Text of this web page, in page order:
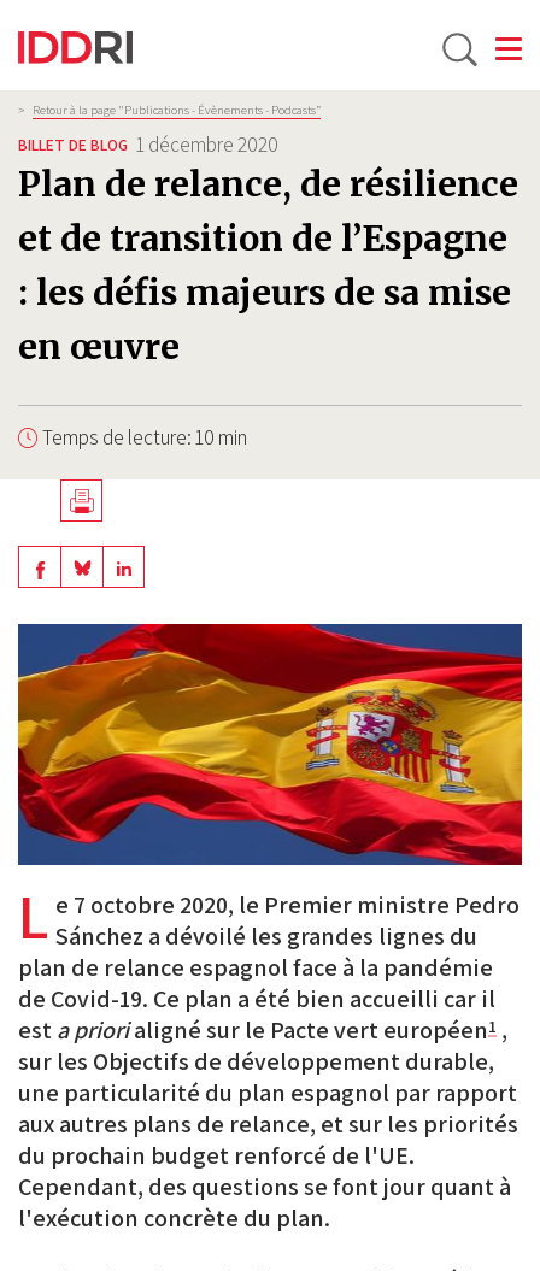
Aller
au
contenu
principal
Fil
d'Ariane
> Retour à la page "Publications - Évènements - Podcasts”
BILLET DE BLOG 1 décembre 2020
Plan de relance, de résilience
et de transition de l’Espagne
: les défis majeurs de sa mise
en œuvre
Temps de lecture: 10 min
Télécharger
en
Share
on
Facebook
Share
BlueSky
Share
Linkedin
L e 7 octobre 2020, le Premier ministre Pedro
Sánchez a dévoilé les grandes lignes du
plan de relance espagnol face à la pandémie
de Covid-19. Ce plan a été bien accueilli car il
esta priorialigné sur le Pacte vert européen1 ,
sur les Objectifs de développement durable,
une particularité du plan espagnol par rapport
aux autres plans de relance, et sur les priorités
du prochain budget renforcé de l'UE.
Cependant, des questions se font jour quant à
l'exécution concrète du plan.